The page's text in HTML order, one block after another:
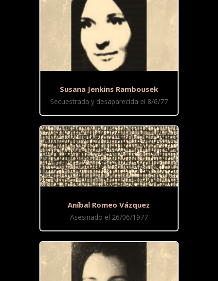
Susana Jenkins Rambousek
Secuestrada y desaparecida el 8/6/77
Aníbal Romeo Vázquez
Asesinado el 26/06/1977